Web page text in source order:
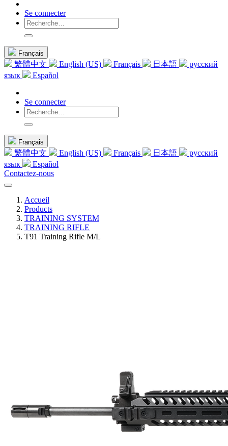
Se connecter
Français
繁體中文 English (US) Français 日本語
русский
язык
Español
Se connecter
Français
繁體中文 English (US) Français 日本語
русский
язык
Español
Contactez-nous
Accueil
Products
TRAINING SYSTEM
TRAINING RIFLE
T91 Training Rifle M/L